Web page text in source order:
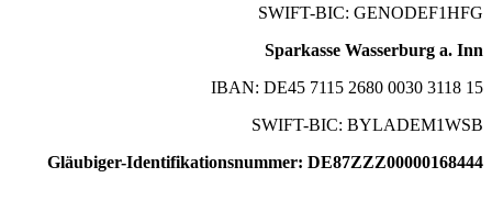
SWIFT-BIC: GENODEF1HFG
Sparkasse Wasserburg a. Inn
IBAN: DE45 7115 2680 0030 3118 15
SWIFT-BIC: BYLADEM1WSB
Gläubiger-Identifikationsnummer: DE87ZZZ00000168444